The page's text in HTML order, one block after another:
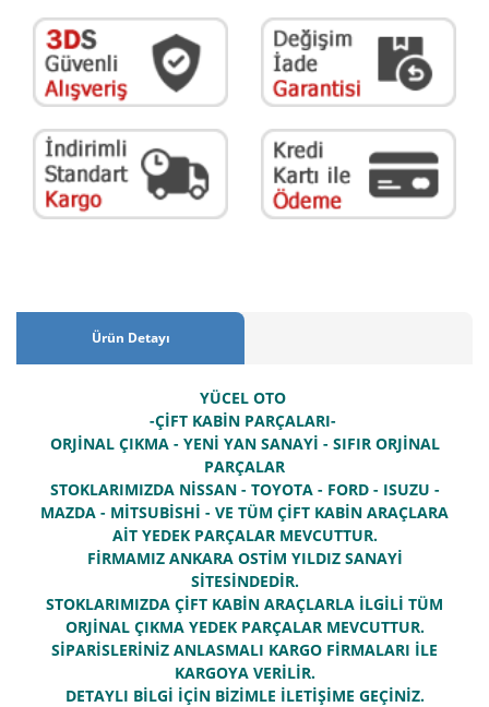
Ürün Detayı
YÜCEL OTO
-ÇİFT KABİN PARÇALARI-
ORJİNAL ÇIKMA - YENİ YAN SANAYİ - SIFIR ORJİNAL
PARÇALAR
STOKLARIMIZDA NİSSAN - TOYOTA - FORD - ISUZU -
MAZDA - MİTSUBİSHİ - VE TÜM ÇİFT KABİN ARAÇLARA
AİT YEDEK PARÇALAR MEVCUTTUR.
FİRMAMIZ ANKARA OSTİM YILDIZ SANAYİ
SİTESİNDEDİR.
STOKLARIMIZDA ÇİFT KABİN ARAÇLARLA İLGİLİ TÜM
ORJİNAL ÇIKMA YEDEK PARÇALAR MEVCUTTUR.
SİPARİSLERİNİZ ANLASMALI KARGO FİRMALARI İLE
KARGOYA VERİLİR.
DETAYLI BİLGİ İÇİN BİZİMLE İLETİŞİME GEÇİNİZ.